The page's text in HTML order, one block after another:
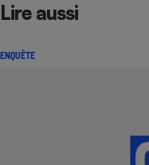
Lire aussi
ENQUÊTE